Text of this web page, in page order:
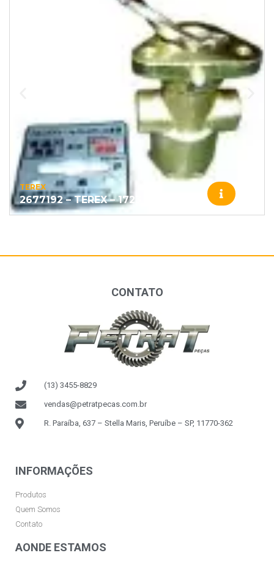
TEREX
2677192 – TEREX – 1723
CONTATO
(13) 3455-8829
vendas@petratpecas.com.br
R. Paraíba, 637 – Stella Maris, Peruíbe – SP, 11770-362
INFORMAÇÕES
Produtos
Quem Somos
Contato
AONDE ESTAMOS